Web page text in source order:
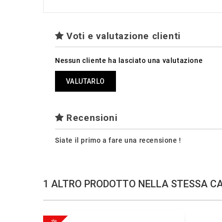
Voti e valutazione clienti
Nessun cliente ha lasciato una valutazione
VALUTARLO
Recensioni
Siate il primo a fare una recensione !
1 ALTRO PRODOTTO NELLA STESSA